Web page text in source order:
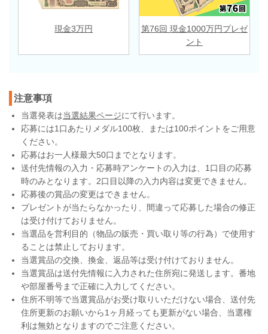
現金3万円
第76回 現金1000万円プレゼ
ント
注意事項
当選発表は当選結果ページにて行います。
応募には1口あたりメダル100枚、または100ポイントをご用意
ください。
応募はお一人様最大50口までとなります。
送付先情報の入力・応募時アンケートの入力は、1口目の応募
時のみとなります。2口目以降の入力内容は変更できません。
応募後の賞品の変更はできません。
プレゼントが当たらなかったり、間違って応募した場合の修正
は受け付けておりません。
当選品を営利目的（物品の販売・買い取り等の行為）で使用す
ることは禁止しております。
当選賞品の交換、換金、返品等は受け付けておりません。
当選賞品は送付先情報に入力された住所宛に発送します。番地
や部屋番号まで正確に入力してください。
住所不明等で当選賞品がお受け取りいただけない場合、送付先
住所更新のお願いから1ヶ月経っても更新がない場合、当選権
利は無効となりますのでご注意ください。